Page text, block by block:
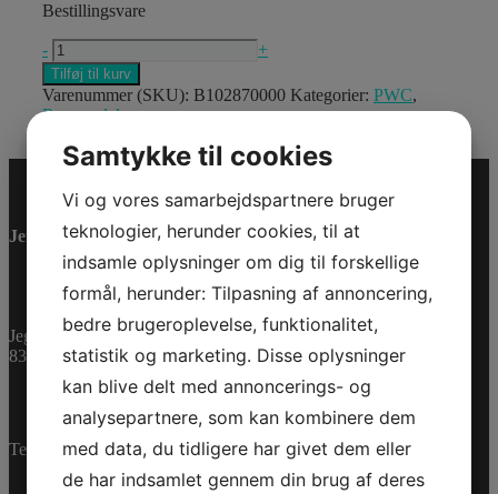
Bestillingsvare
- SKI-
DOO
CANVAS
BACK
antal
+
Tilføj til kurv
Varenummer (SKU): B102870000 Kategorier: PWC,
Reservedele
Jet-Trade Powersport
Jegstrupvej 280
8361 Hasselager
Telefon:+45 70 200 600
Samtykke til cookies
Vi og vores samarbejdspartnere bruger
teknologier, herunder cookies, til at
indsamle oplysninger om dig til forskellige
formål, herunder: Tilpasning af annoncering,
bedre brugeroplevelse, funktionalitet,
statistik og marketing. Disse oplysninger
kan blive delt med annoncerings- og
analysepartnere, som kan kombinere dem
med data, du tidligere har givet dem eller
de har indsamlet gennem din brug af deres